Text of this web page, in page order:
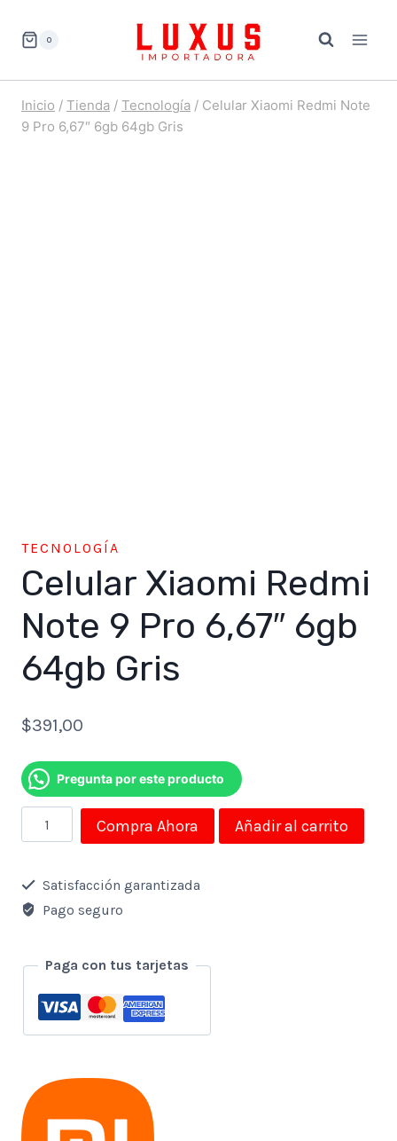
0
Inicio / Tienda / Tecnología / Celular Xiaomi Redmi Note
9 Pro 6,67″ 6gb 64gb Gris
TECNOLOGÍA
Celular Xiaomi Redmi
Note 9 Pro 6,67″ 6gb
64gb Gris
$391,00
Pregunta por este producto
Celular
Xiaomi
Redmi
Note
Pro
6,67"
6gb
cantidad
Compra Ahora Añadir al carrito
Satisfacción garantizada
Pago seguro
Paga con tus tarjetas